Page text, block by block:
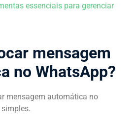
essenciais para gerenciar
mensagem
no WhatsApp?
mensagem automática no